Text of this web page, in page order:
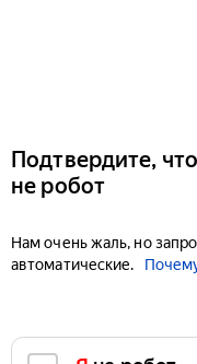
Подтвердите,
не робот
Нам очень жаль, но
автоматические.